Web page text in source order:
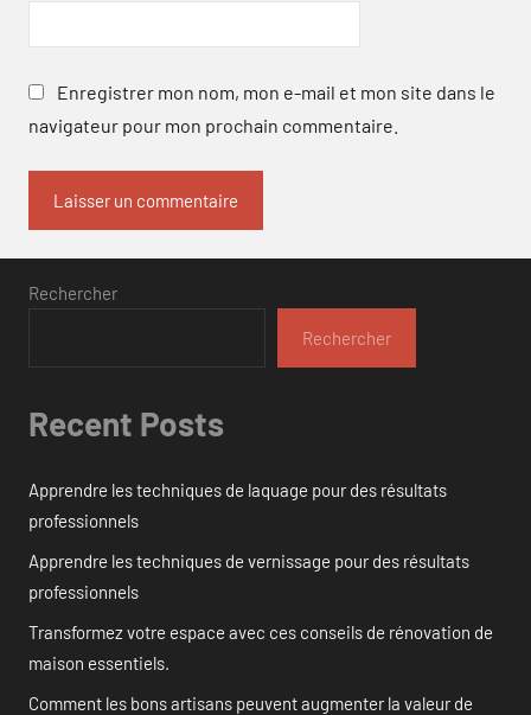
Enregistrer mon nom, mon e-mail et mon site dans le
navigateur pour mon prochain commentaire.
Rechercher
Rechercher
Recent Posts
Apprendre les techniques de laquage pour des résultats
professionnels
Apprendre les techniques de vernissage pour des résultats
professionnels
Transformez votre espace avec ces conseils de rénovation de
maison essentiels.
Comment les bons artisans peuvent augmenter la valeur de